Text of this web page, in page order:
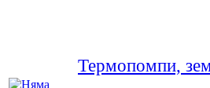
Термопомпи,